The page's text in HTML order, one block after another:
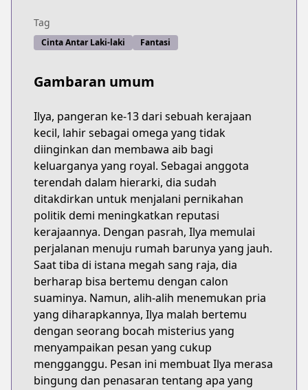
Tag
Cinta Antar Laki-laki Fantasi
Gambaran umum
Ilya, pangeran ke-13 dari sebuah kerajaan
kecil, lahir sebagai omega yang tidak
diinginkan dan membawa aib bagi
keluarganya yang royal. Sebagai anggota
terendah dalam hierarki, dia sudah
ditakdirkan untuk menjalani pernikahan
politik demi meningkatkan reputasi
kerajaannya. Dengan pasrah, Ilya memulai
perjalanan menuju rumah barunya yang jauh.
Saat tiba di istana megah sang raja, dia
berharap bisa bertemu dengan calon
suaminya. Namun, alih-alih menemukan pria
yang diharapkannya, Ilya malah bertemu
dengan seorang bocah misterius yang
menyampaikan pesan yang cukup
mengganggu. Pesan ini membuat Ilya merasa
bingung dan penasaran tentang apa yang